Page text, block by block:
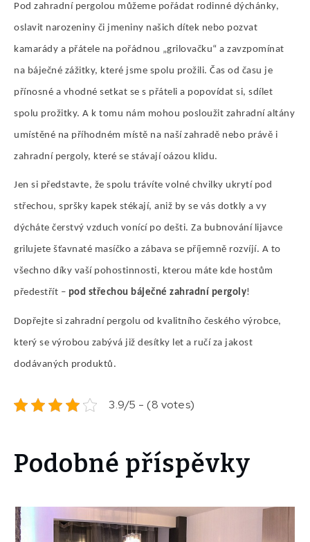
Pod zahradní pergolou můžeme pořádat rodinné dýchánky,
oslavit narozeniny či jmeniny našich dítek nebo pozvat
kamarády a přátele na pořádnou „grilovačku“ a zavzpomínat
na báječné zážitky, které jsme spolu prožili. Čas od času je
přínosné a vhodné setkat se s přáteli a popovídat si, sdílet
spolu prožitky. A k tomu nám mohou posloužit zahradní altány
umístěné na příhodném místě na naší zahradě nebo právě i
zahradní pergoly, které se stávají oázou klidu.
Jen si představte, že spolu trávíte volné chvilky ukrytí pod
střechou, spršky kapek stékají, aniž by se vás dotkly a vy
dýcháte čerstvý vzduch vonící po dešti. Za bubnování lijavce
grilujete šťavnaté masíčko a zábava se příjemně rozvíjí. A to
všechno díky vaší pohostinnosti, kterou máte kde hostům
předestřít – pod střechou báječné zahradní pergoly!
Dopřejte si zahradní pergolu od kvalitního českého výrobce,
který se výrobou zabývá již desítky let a ručí za jakost
dodávaných produktů.
3.9/5 - (8 votes)
Podobné příspěvky